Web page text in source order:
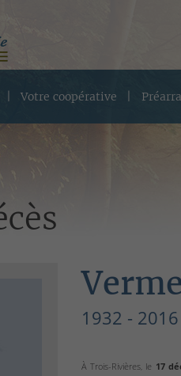
Votre coopérative
1932 - 2016
À Trois-Rivières, le 17